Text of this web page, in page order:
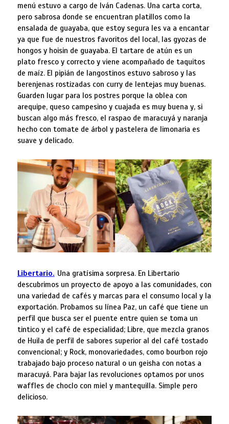
menú estuvo a cargo de Iván Cadenas. Una carta corta,
pero sabrosa donde se encuentran platillos como la
ensalada de guayaba, que estoy segura les va a encantar
ya que fue de nuestros favoritos del local, las gyozas de
hongos y hoisin de guayaba. El tartare de atún es un
plato fresco y correcto y viene acompañado de taquitos
de maíz. El pipián de langostinos estuvo sabroso y las
berenjenas rostizadas con curry de lentejas muy buenas.
Guarden lugar para los postres porque la oblea con
arequipe, queso campesino y cuajada es muy buena y, si
buscan algo más fresco, el raspao de maracuyá y naranja
hecho con tomate de árbol y pastelera de limonaria es
suave y delicado.
Libertario. Una gratísima sorpresa. En Libertario
descubrimos un proyecto de apoyo a las comunidades, con
una variedad de cafés y marcas para el consumo local y la
exportación. Probamos su línea Paz, un café que tiene un
perfil que busca ser el puente entre quien se toma un
tintico y el café de especialidad; Libre, que mezcla granos
de Huila de perfil de sabores superior al del café tostado
convencional; y Rock, monovariedades, como bourbon rojo
trabajado bajo proceso natural o un geisha con notas a
maracuyá. Para bajar las revoluciones optamos por unos
waffles de choclo con miel y mantequilla. Simple pero
delicioso.